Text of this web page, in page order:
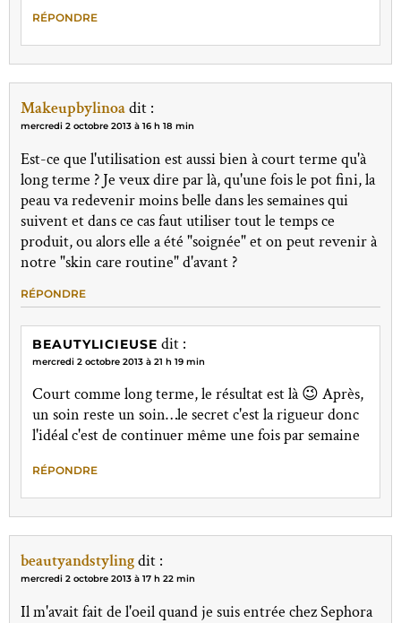
RÉPONDRE
Makeupbylinoadit :
mercredi 2 octobre 2013 à 16 h 18 min
Est-ce que l'utilisation est aussi bien à court terme qu'à
long terme ? Je veux dire par là, qu'une fois le pot fini, la
peau va redevenir moins belle dans les semaines qui
suivent et dans ce cas faut utiliser tout le temps ce
produit, ou alors elle a été "soignée" et on peut revenir à
notre "skin care routine" d'avant ?
RÉPONDRE
BEAUTYLICIEUSE dit :
mercredi 2 octobre 2013 à 21 h 19 min
Court comme long terme, le résultat est là 😉 Après,
un soin reste un soin…le secret c'est la rigueur donc
l'idéal c'est de continuer même une fois par semaine
RÉPONDRE
beautyandstylingdit :
mercredi 2 octobre 2013 à 17 h 22 min
Il m'avait fait de l'oeil quand je suis entrée chez Sephora